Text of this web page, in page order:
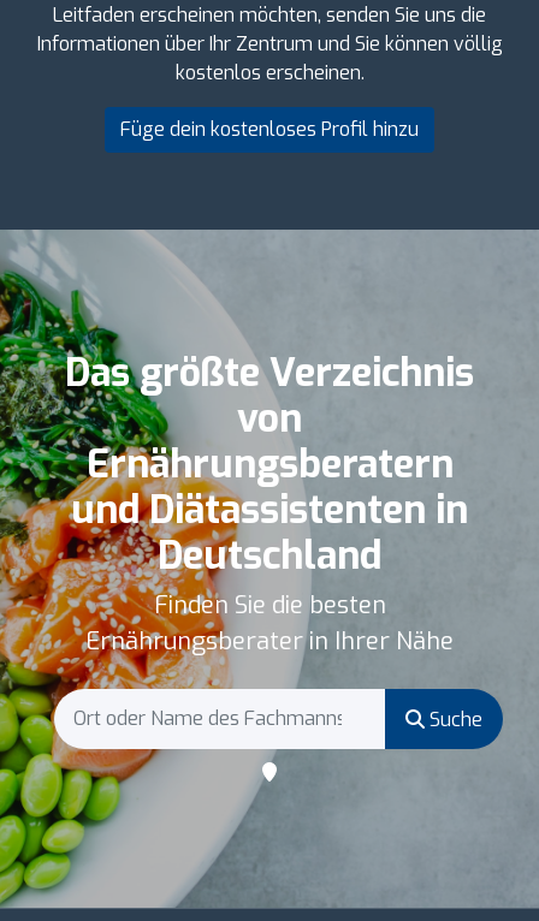
Leitfaden erscheinen möchten, senden Sie uns die
Informationen über Ihr Zentrum und Sie können völlig
kostenlos erscheinen.
Füge dein kostenloses Profil hinzu
Das größte Verzeichnis
von
Ernährungsberatern
und Diätassistenten in
Deutschland
Finden Sie die besten
Ernährungsberater in Ihrer Nähe
Suche